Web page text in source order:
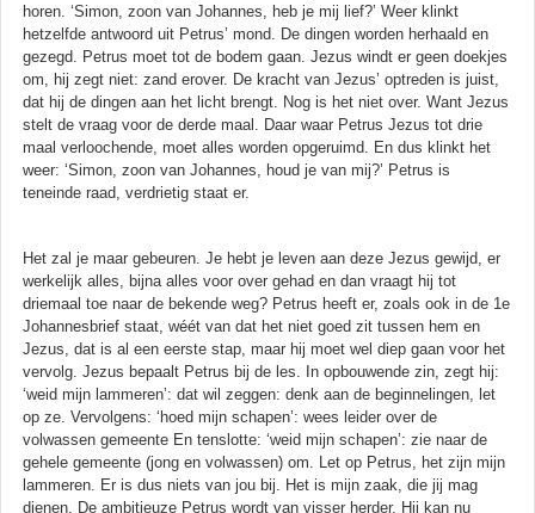
horen. ‘Simon, zoon van Johannes, heb je mij lief?’ Weer klinkt
hetzelfde antwoord uit Petrus’ mond. De dingen worden herhaald en
gezegd. Petrus moet tot de bodem gaan. Jezus windt er geen doekjes
om, hij zegt niet: zand erover. De kracht van Jezus’ optreden is juist,
dat hij de dingen aan het licht brengt. Nog is het niet over. Want Jezus
stelt de vraag voor de derde maal. Daar waar Petrus Jezus tot drie
maal verloochende, moet alles worden opgeruimd. En dus klinkt het
weer: ‘Simon, zoon van Johannes, houd je van mij?’ Petrus is
teneinde raad, verdrietig staat er.
Het zal je maar gebeuren. Je hebt je leven aan deze Jezus gewijd, er
werkelijk alles, bijna alles voor over gehad en dan vraagt hij tot
driemaal toe naar de bekende weg? Petrus heeft er, zoals ook in de 1e
Johannesbrief staat, wéét van dat het niet goed zit tussen hem en
Jezus, dat is al een eerste stap, maar hij moet wel diep gaan voor het
vervolg. Jezus bepaalt Petrus bij de les. In opbouwende zin, zegt hij:
‘weid mijn lammeren’: dat wil zeggen: denk aan de beginnelingen, let
op ze. Vervolgens: ‘hoed mijn schapen’: wees leider over de
volwassen gemeente En tenslotte: ‘weid mijn schapen’: zie naar de
gehele gemeente (jong en volwassen) om. Let op Petrus, het zijn mijn
lammeren. Er is dus niets van jou bij. Het is mijn zaak, die jij mag
dienen. De ambitieuze Petrus wordt van visser herder. Hij kan nu